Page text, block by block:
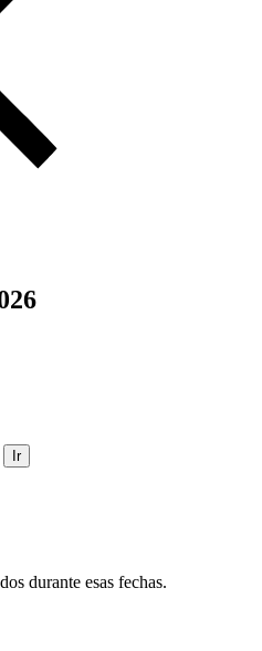
durante esas fechas.